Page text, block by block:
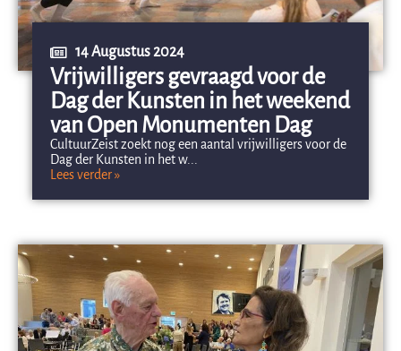
14 Augustus 2024
Vrijwilligers gevraagd voor de
Dag der Kunsten in het weekend
van Open Monumenten Dag
CultuurZeist zoekt nog een aantal vrijwilligers voor de
Dag der Kunsten in het w...
Lees verder »